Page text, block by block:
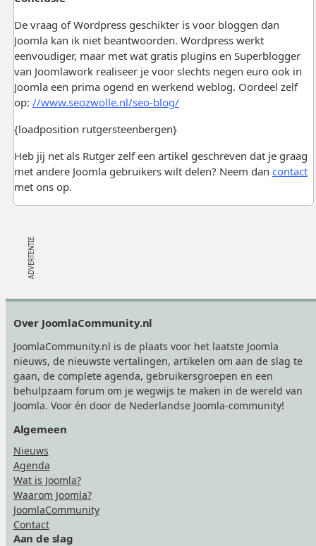
De vraag of Wordpress geschikter is voor bloggen dan
Joomla kan ik niet beantwoorden. Wordpress werkt
eenvoudiger, maar met wat gratis plugins en Superblogger
van Joomlawork realiseer je voor slechts negen euro ook in
Joomla een prima ogend en werkend weblog. Oordeel zelf
op: //www.seozwolle.nl/seo-blog/
{loadposition rutgersteenbergen}
Heb jij net als Rutger zelf een artikel geschreven dat je graag
met andere Joomla gebruikers wilt delen? Neem dan contact
met ons op.
Over JoomlaCommunity.nl
JoomlaCommunity.nl is de plaats voor het laatste Joomla
nieuws, de nieuwste vertalingen, artikelen om aan de slag te
gaan, de complete agenda, gebruikersgroepen en een
behulpzaam forum om je wegwijs te maken in de wereld van
Joomla. Voor én door de Nederlandse Joomla-community!
Algemeen
Nieuws
Agenda
Wat is Joomla?
Waarom Joomla?
JoomlaCommunity
Contact
Aan de slag